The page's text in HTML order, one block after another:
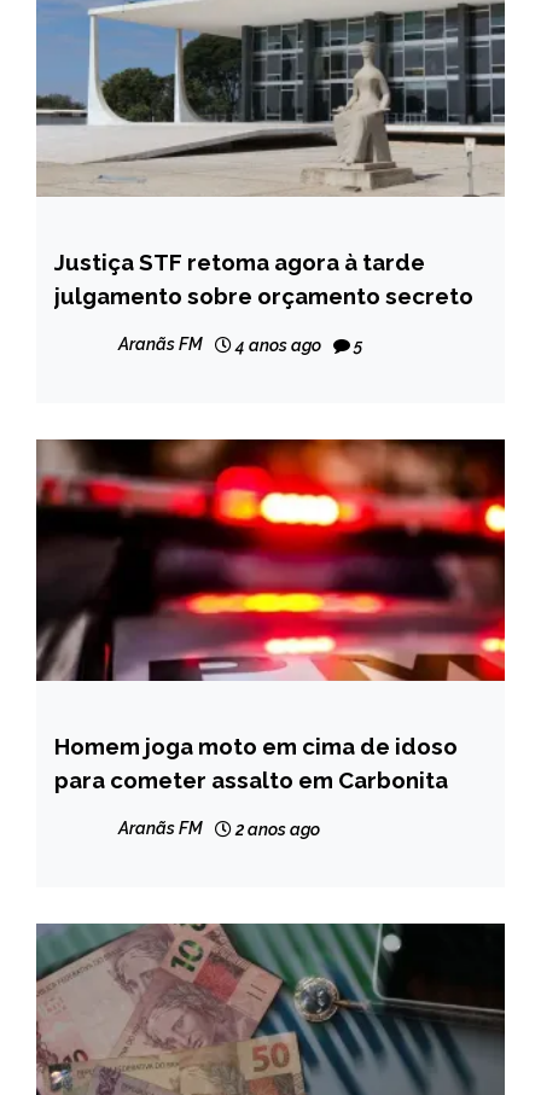
BRASIL
NOTÍCIAS
Justiça STF retoma agora à tarde
julgamento sobre orçamento secreto
Aranãs FM 4 anos ago 5
MINAS
GERAIS
NOTÍCIAS
Homem joga moto em cima de idoso
para cometer assalto em Carbonita
Aranãs FM 2 anos ago